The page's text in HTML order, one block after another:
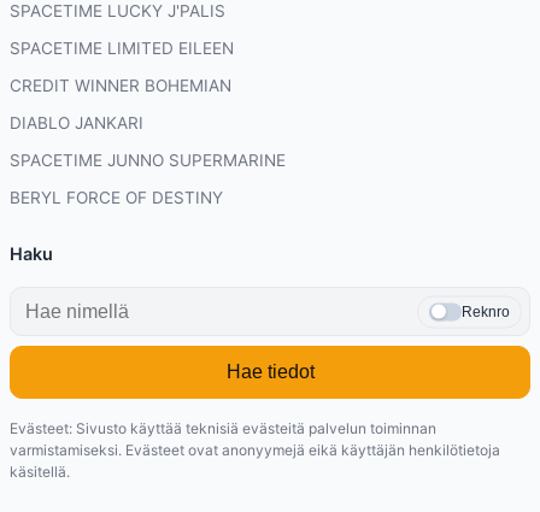
SPACETIME LUCKY J'PALIS
SPACETIME LIMITED EILEEN
CREDIT WINNER BOHEMIAN
DIABLO JANKARI
SPACETIME JUNNO SUPERMARINE
BERYL FORCE OF DESTINY
Haku
Reknro
Hae tiedot
Evästeet: Sivusto käyttää teknisiä evästeitä palvelun toiminnan
varmistamiseksi. Evästeet ovat anonyymejä eikä käyttäjän henkilötietoja
käsitellä.